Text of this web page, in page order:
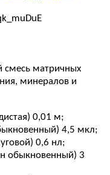
смесь матричных
минералов и
0,01 м;
4,5 мкл;
0,6 нл;
обыкновенный) 3